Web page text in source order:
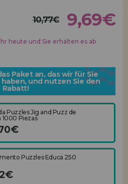
10,77€ 9,69€
heute und Sie erhalten es ab
Paket an, das wir für Sie
und nutzen Sie den
Rabatt!
Puzzles Jig and Puzz de
1000 Piezas
Puzzles Educa 250